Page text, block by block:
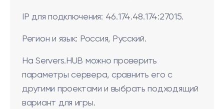
IP для подключения: 46.174.48.174:27015.
Регион и язык: Россия, Русский.
На Servers.HUB можно проверить
параметры сервера, сравнить его с
другими проектами и выбрать подходящий
вариант для игры.